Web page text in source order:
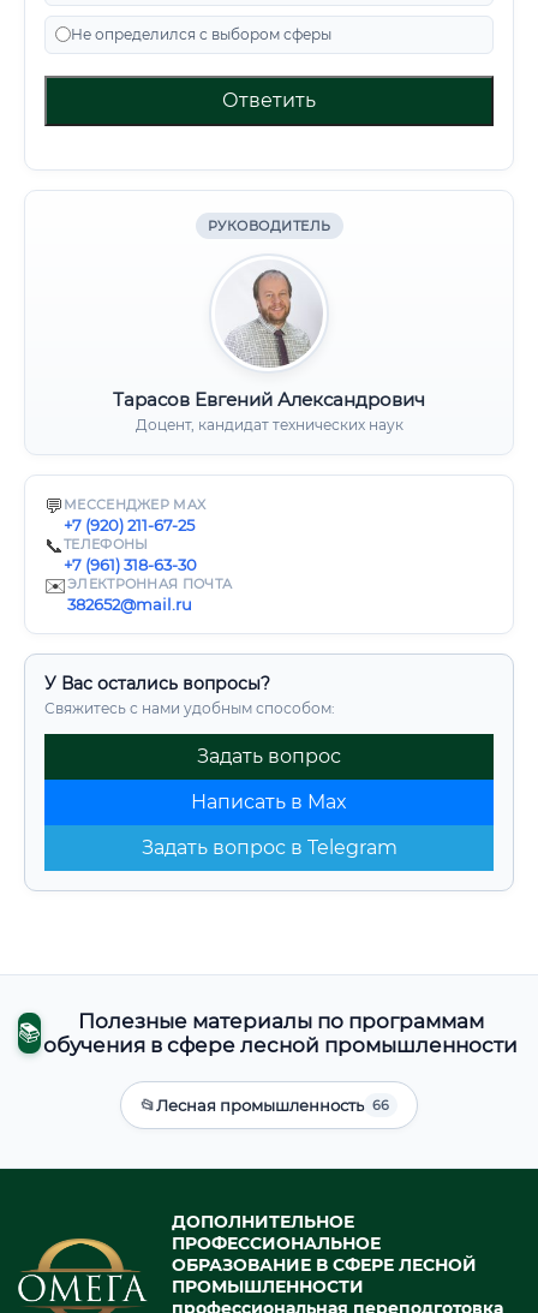
Не определился с выбором сферы
Ответить
РУКОВОДИТЕЛЬ
Тарасов Евгений Александрович
Доцент, кандидат технических наук
💬 МЕССЕНДЖЕР MAX
+7 (920) 211-67-25
📞ТЕЛЕФОНЫ
+7 (961) 318-63-30
✉️ЭЛЕКТРОННАЯ ПОЧТА
382652@mail.ru
У Вас остались вопросы?
Свяжитесь с нами удобным способом:
Задать вопрос
Написать в Max
Задать вопрос в Telegram
📚
Полезные материалы по программам
обучения в сфере лесной промышленности
📂Лесная промышленность 66
ДОПОЛНИТЕЛЬНОЕ
ПРОФЕССИОНАЛЬНОЕ
ОБРАЗОВАНИЕ В СФЕРЕ ЛЕСНОЙ
ПРОМЫШЛЕННОСТИ
профессиональная переподготовка